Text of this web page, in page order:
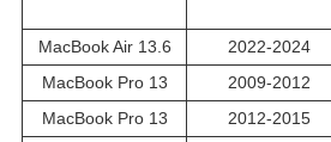
MacBook Air 13.6
2022-2024
MacBook Pro 13
2009-2012
MacBook Pro 13
2012-2015